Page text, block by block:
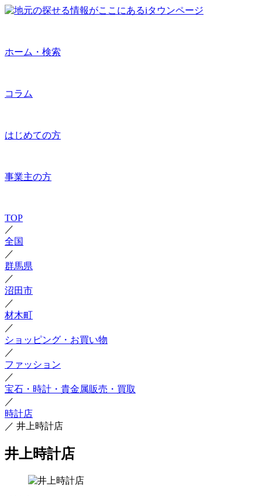
ホーム・検索
コラム
はじめての方
事業主の方
TOP
／
全国
／
群馬県
／
沼田市
／
材木町
／
ショッピング・お買い物
／
ファッション
／
宝石・時計・貴金属販売・買取
／
時計店
／ 井上時計店
井上時計店